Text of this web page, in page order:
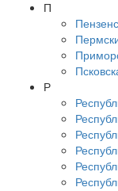
П
Р